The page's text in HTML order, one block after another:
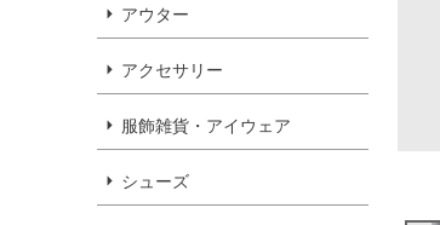
アウター
アクセサリー
服飾雑貨・アイウェア
シューズ